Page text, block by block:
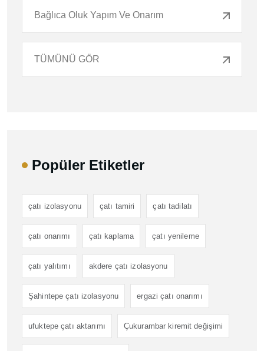
Bağlıca Oluk Yapım Ve Onarım
TÜMÜNÜ GÖR
Popüler Etiketler
çatı izolasyonu çatı tamiri çatı tadilatı
çatı onarımı çatı kaplama çatı yenileme
çatı yalıtımı akdere çatı izolasyonu
Şahintepe çatı izolasyonu ergazi çatı onarımı
ufuktepe çatı aktarımı Çukurambar kiremit değişimi